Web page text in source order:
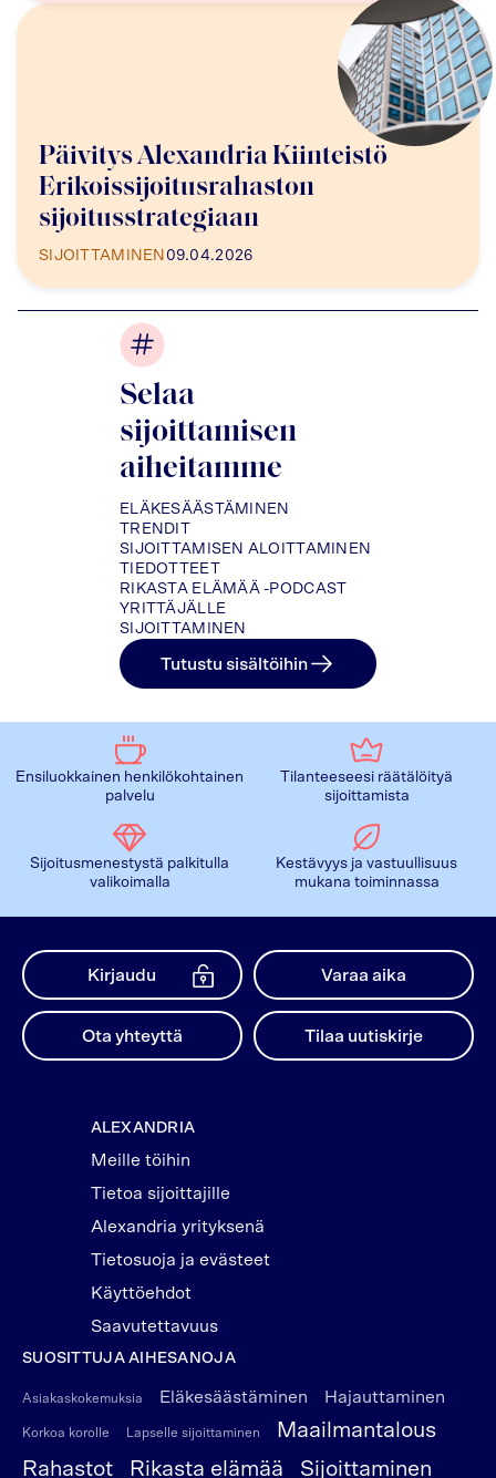
Päivitys Alexandria Kiinteistö
Erikoissijoitusrahaston
sijoitusstrategiaan
SIJOITTAMINEN 09.04.2026
Selaa
sijoittamisen
aiheitamme
ELÄKESÄÄSTÄMINEN
TRENDIT
SIJOITTAMISEN ALOITTAMINEN
TIEDOTTEET
RIKASTA ELÄMÄÄ -PODCAST
YRITTÄJÄLLE
SIJOITTAMINEN
Tutustu sisältöihin
Ensiluokkainen henkilökohtainen
palvelu
Tilanteeseesi räätälöityä
sijoittamista
Sijoitusmenestystä palkitulla
valikoimalla
Kestävyys ja vastuullisuus
mukana toiminnassa
Kirjaudu Varaa aika
Ota yhteyttä Tilaa uutiskirje
ALEXANDRIA
Meille töihin
Tietoa sijoittajille
Alexandria yrityksenä
Tietosuoja ja evästeet
Käyttöehdot
Saavutettavuus
SUOSITTUJA AIHESANOJA
Asiakaskokemuksia Eläkesäästäminen Hajauttaminen
Korkoa korolle Lapselle sijoittaminen
Maailmantalous
Rahastot
Rikasta elämää Sijoittaminen